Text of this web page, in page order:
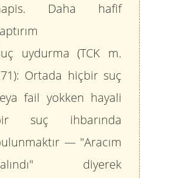
Daha hafif
uydurma (TCK m.
Ortada hiçbir suç
fail yokken hayali
suç ihbarında
— "Aracım
diyerek